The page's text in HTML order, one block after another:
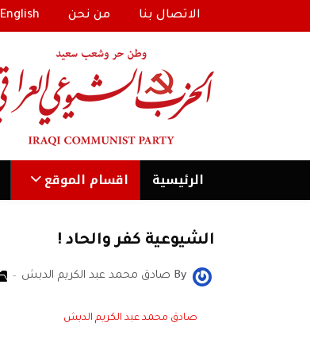
الاتصال بنا من نحن English
الرئیسية اقسام الموقع
الشيوعية كفر والحاد !
By صادق محمد عبد الكريم الدبش
صادق محمد عبد الكريم الدبش